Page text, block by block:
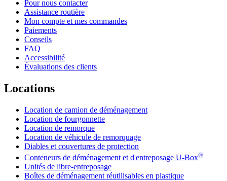
Pour nous contacter
Assistance routière
Mon compte et mes commandes
Paiements
Conseils
FAQ
Accessibilité
Évaluations des clients
Locations
Location de camion de déménagement
Location de fourgonnette
Location de remorque
Location de véhicule de remorquage
Diables et couvertures de protection
Conteneurs de déménagement et d'entreposage U-Box®
Unités de libre-entreposage
Boîtes de déménagement réutilisables en plastique